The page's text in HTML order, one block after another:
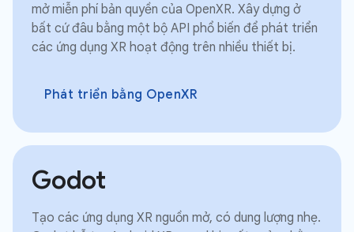
mở miễn phí bản quyền của OpenXR. Xây dựng ở
bất cứ đâu bằng một bộ API phổ biến để phát triển
các ứng dụng XR hoạt động trên nhiều thiết bị.
Phát triển bằng OpenXR
Godot
Tạo các ứng dụng XR nguồn mở, có dung lượng nhẹ.